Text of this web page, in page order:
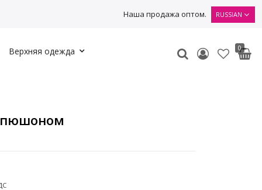
Наша продажа оптом. RUSSIAN
Верхняя одежда 0